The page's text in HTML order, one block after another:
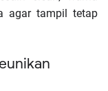
agar tampil tetap